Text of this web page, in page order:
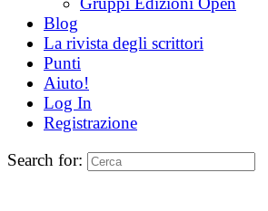
Blog
La rivista degli scrittori
Punti
Aiuto!
Log In
Registrazione
Search for: